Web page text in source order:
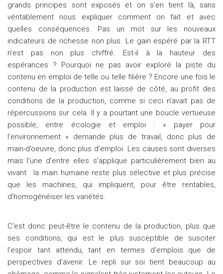
grands principes sont exposés et on s’en tient là, sans
véritablement nous expliquer comment on fait et avec
quelles conséquences. Pas un mot sur les nouveaux
indicateurs de richesse non plus. Le gain espéré par la RTT
n’est pas non plus chiffré. Est-il à la hauteur des
espérances ? Pourquoi ne pas avoir exploré la piste du
contenu en emploi de telle ou telle filière ? Encore une fois le
contenu de la production est laissé de côté, au profit des
conditions de la production, comme si ceci n’avait pas de
répercussions sur cela. Il y a pourtant une boucle vertueuse
possible, entre écologie et emploi : « payer pour
l’environnement » demande plus de travail, donc plus de
main-d’oeuvre, donc plus d’emploi. Les causes sont diverses
mais l’une d’entre elles s’applique particulièrement bien au
vivant : la main humaine reste plus sélective et plus précise
que les machines, qui impliquent, pour être rentables,
d’homogénéiser les variétés.
C’est donc peut-être le contenu de la production, plus que
ses conditions, qui est le plus susceptible de susciter
l’espoir tant attendu, tant en termes d’emplois que de
perspectives d’avenir. Le repli sur soi tient beaucoup au